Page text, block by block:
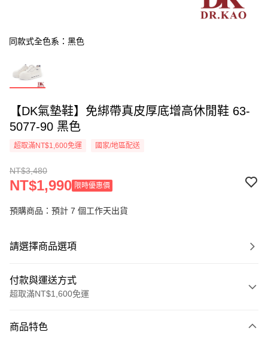
同款式全色系：黑色
【DK氣墊鞋】免綁帶真皮厚底增高休閒鞋 63-
5077-90 黑色
超取滿NT$1,600免運 國家/地區配送
NT$3,480
NT$1,990 限時優惠價
預購商品：預計 7 個工作天出貨
請選擇商品選項
付款與運送方式
超取滿NT$1,600免運
信用卡一次付款
商品特色